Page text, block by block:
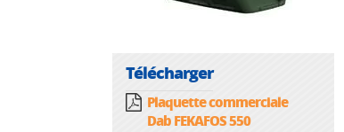
Télécharger
Plaquette commerciale
Dab FEKAFOS 550